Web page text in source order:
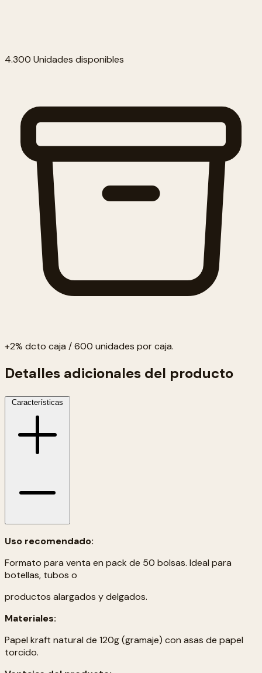
4.300 Unidades disponibles
+2% dcto caja / 600 unidades por caja.
Detalles adicionales del producto
Características
Uso recomendado:
Formato para venta en pack de 50 bolsas. Ideal para
botellas, tubos o
productos alargados y delgados.
Materiales:
Papel kraft natural de 120g (gramaje) con asas de papel
torcido.